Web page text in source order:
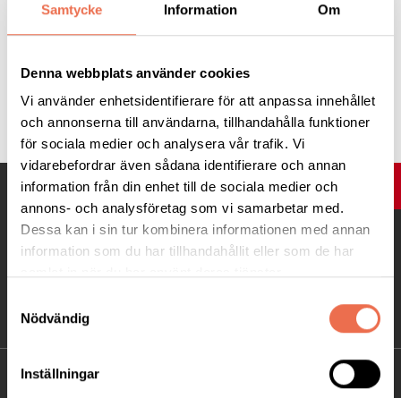
Samtycke Information Om
Denna webbplats använder cookies
Vi använder enhetsidentifierare för att anpassa innehållet
och annonserna till användarna, tillhandahålla funktioner
för sociala medier och analysera vår trafik. Vi
vidarebefordrar även sådana identifierare och annan
information från din enhet till de sociala medier och
annons- och analysföretag som vi samarbetar med.
Dessa kan i sin tur kombinera informationen med annan
information som du har tillhandahållit eller som de har
Nödvändig
Inställningar
Tipsa
KONTAKT